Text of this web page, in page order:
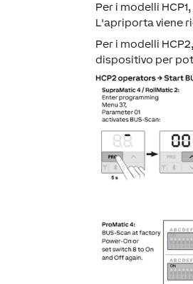
Per i modelli
L'apriporta viene
Per i modelli
dispositivo per